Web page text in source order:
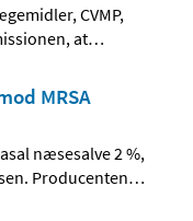
CVMP,
at…
MRSA
næsesalve 2 %,
Producenten…